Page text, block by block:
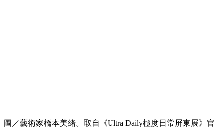
圖／藝術家橋本美緒。取自《Ultra Daily極度日常屏東展》官